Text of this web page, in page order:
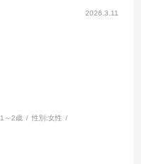
2026.3.11
1～2歳 性別:女性